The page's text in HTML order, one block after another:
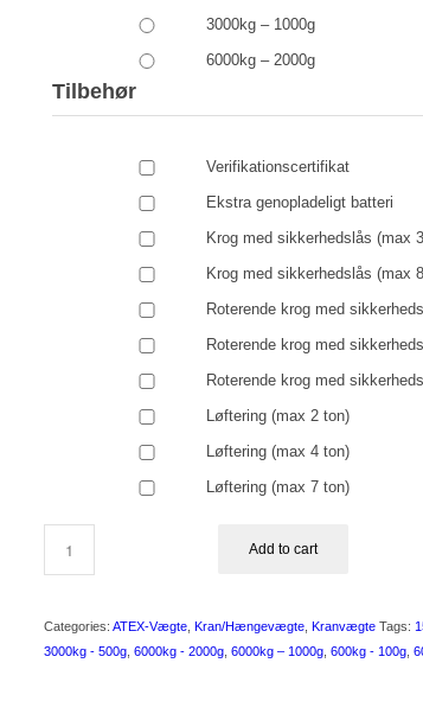
3000kg – 1000g
6000kg – 2000g
Tilbehør
Verifikationscertifikat
Ekstra genopladeligt batteri
Krog med sikkerhedslås (max
Krog med sikkerhedslås (max
Roterende krog med
Roterende krog med
Roterende krog med
Løftering (max 2 ton)
Løftering (max 4 ton)
Løftering (max 7 ton)
Add to cart
Categories:ATEX-Vægte Kran/Hængevægte Kranvægte Tags:
3000kg - 500g ,6000kg - 2000g ,6000kg – 1000g ,600kg - 100g ,